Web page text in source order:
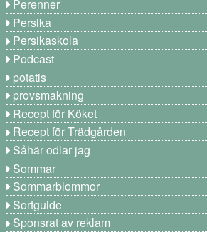
Perenner
Persika
Persikaskola
Podcast
potatis
provsmakning
Recept för Köket
Recept för Trädgården
Såhär odlar jag
Sommar
Sommarblommor
Sortguide
Sponsrat av reklam